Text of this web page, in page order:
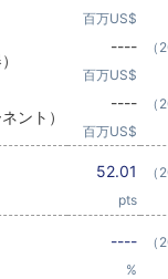
百万US$
----
百万US$
ント）
----
百万US$
52.01
pts
----
%